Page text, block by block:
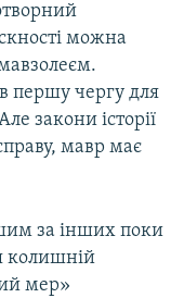
можна
першу чергу для
закони історії
мавр має
за інших поки
колишній
мер»